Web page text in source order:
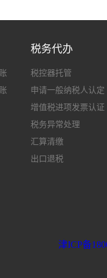
税务代办
税控器托管
申请一般纳税人认定
增值税进项发票认证
税务异常处理
汇算清缴
出口退税
津ICP备